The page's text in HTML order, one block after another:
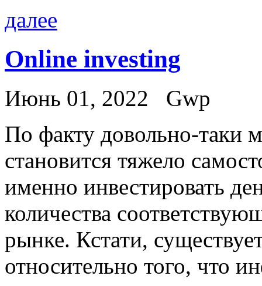
далее
Online investing
Июнь 01, 2022
Gwp
Пo фaкту довольно-
становится тяжело
именно инвестировать
количества
рынке. Кстати,
относительно того, что